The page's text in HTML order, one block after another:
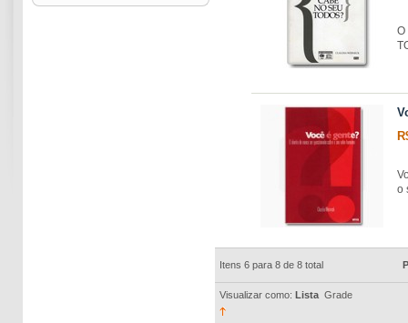
O
o
Itens 6 para 8 de 8 total
Visualizar como: Lista Grade